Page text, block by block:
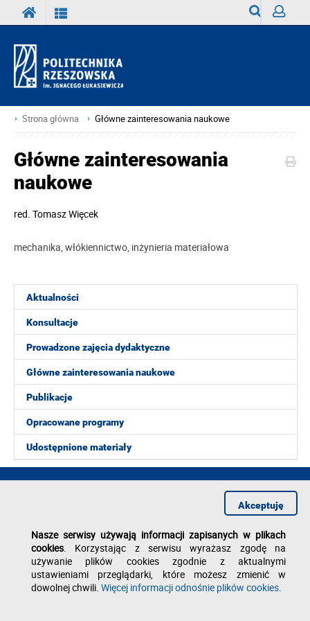
Strona główna Główne zainteresowania naukowe
Aktualności
Konsultacje
Prowadzone zajęcia dydaktyczne
Główne zainteresowania naukowe
Publikacje
Opracowane programy
Udostępnione materiały
Główne zainteresowania
naukowe
red. Tomasz Więcek
mechanika, włókiennictwo, inżynieria materiałowa
- rozwijanie prac z optyki stosowanej
Deklaracja dostępności
Polityka prywatności
Zgłoś błąd na stronie
Nasze serwisy używają informacji zapisanych w plikach
cookies. Korzystając z serwisu wyrażasz zgodę na
używanie plików cookies zgodnie z aktualnymi
ustawieniami przeglądarki, które możesz zmienić w
dowolnej chwili. Więcej informacji odnośnie plików cookies.
Akceptuję